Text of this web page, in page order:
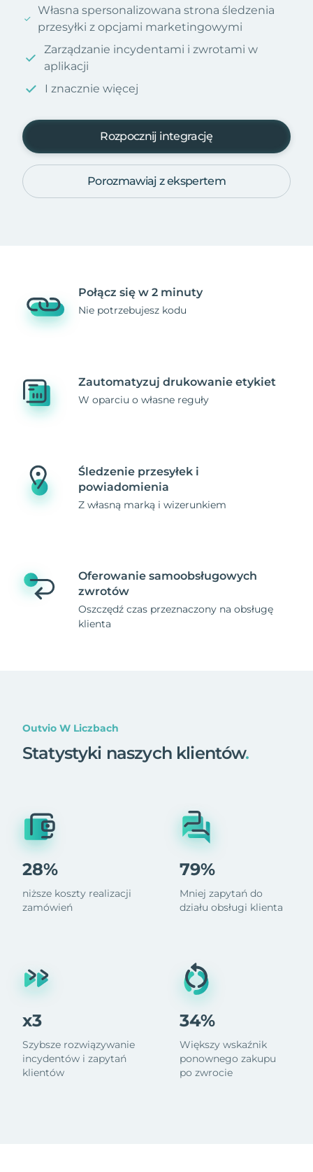
Własna spersonalizowana strona śledzenia
przesyłki z opcjami marketingowymi
Zarządzanie incydentami i zwrotami w
aplikacji
I znacznie więcej
Rozpocznij integrację
Porozmawiaj z ekspertem
Połącz się w 2 minuty
Nie potrzebujesz kodu
Zautomatyzuj drukowanie etykiet
W oparciu o własne reguły
Śledzenie przesyłek i
powiadomienia
Z własną marką i wizerunkiem
Oferowanie samoobsługowych
zwrotów
Oszczędź czas przeznaczony na obsługę
klienta
Outvio W Liczbach
Statystyki naszych klientów.
28%
niższe koszty realizacji
zamówień
x3
Szybsze rozwiązywanie
incydentów i zapytań
klientów
79%
Mniej zapytań do
działu obsługi klienta
34%
Większy wskaźnik
ponownego zakupu
po zwrocie